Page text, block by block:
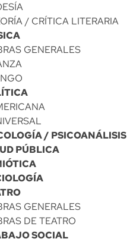
/ CRÍTICA LITERARIA
GENERALES
/ PSICOANÁLISIS
PÚBLICA
GENERALES
DE TEATRO
SOCIAL